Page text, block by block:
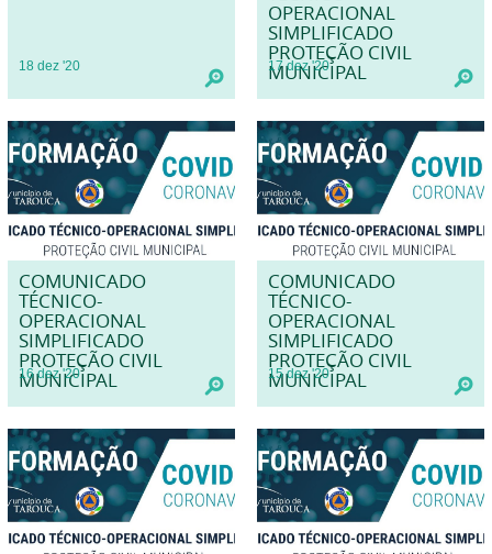
18 dez '20
OPERACIONAL
SIMPLIFICADO
PROTEÇÃO CIVIL
MUNICIPAL
17 dez '20
COMUNICADO
TÉCNICO-
OPERACIONAL
SIMPLIFICADO
PROTEÇÃO CIVIL
MUNICIPAL
16 dez '20
COMUNICADO
TÉCNICO-
OPERACIONAL
SIMPLIFICADO
PROTEÇÃO CIVIL
MUNICIPAL
15 dez '20